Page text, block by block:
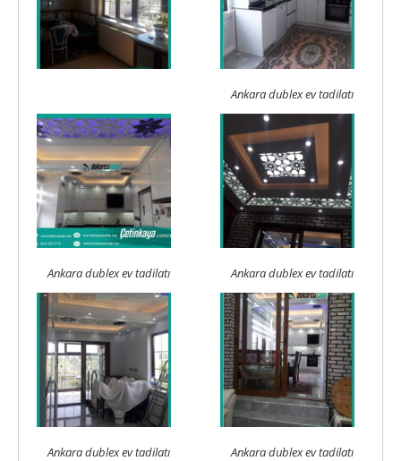
Ankara dublex ev tadilatı
Ankara dublex ev tadilatı Ankara dublex ev tadilatı
Ankara dublex ev tadilatı Ankara dublex ev tadilatı